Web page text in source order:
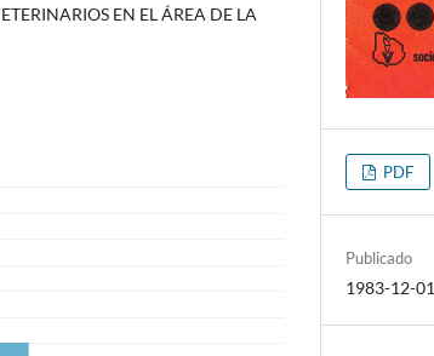
EN EL ÁREA DE LA
PDF
Publicado
1983-12-01